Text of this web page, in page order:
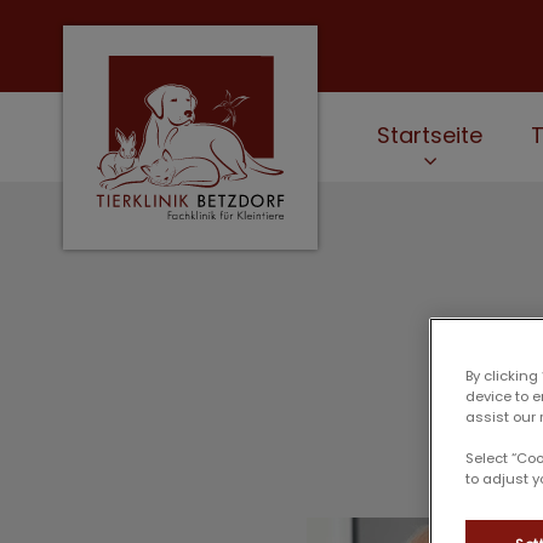
Homepage Tierklinik Betzdorf
Startseite
By
device to
assist our
Select
to adjust